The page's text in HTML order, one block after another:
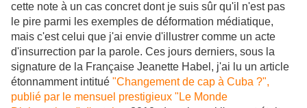
cette note à un cas concret dont je suis sûr qu'il n'est pas
le pire parmi les exemples de déformation médiatique,
mais c'est celui que j'ai envie d'illustrer comme un acte
d'insurrection par la parole. Ces jours derniers, sous la
signature de la Française Jeanette Habel, j'ai lu un article
étonnamment intitué "Changement de cap à Cuba ?",
publié par le mensuel prestigieux "Le Monde